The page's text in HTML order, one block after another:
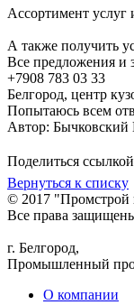
Ассортимент услуг
А также получить
Все предложения и
+7908 783 03 33
Белгород, центр
Попытаюсь всем
Автор: Бычковский
Поделиться
Вернуться к списку
© 2017 "Промстрой
Все права
г. Белгород,
Промышленный
О компании